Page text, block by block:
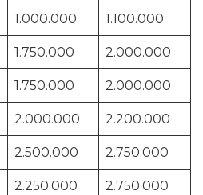
1.000.000 1.100.000
1.750.000 2.000.000
1.750.000 2.000.000
2.000.000 2.200.000
2.500.000 2.750.000
2.250.000 2.750.000